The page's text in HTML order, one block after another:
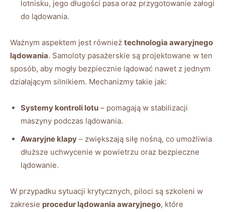
lotnisku, jego długości pasa oraz ⁣przygotowanie załogi
do lądowania.
Ważnym ‌aspektem jest również⁢ technologia​ awaryjnego ​
lądowania. Samoloty ⁣pasażerskie są projektowane w ten
sposób, aby mogły bezpiecznie lądować nawet z jednym
działającym silnikiem. Mechanizmy takie jak:
Systemy kontroli lotu – pomagają w ​stabilizacji
maszyny podczas lądowania.
Awaryjne klapy – zwiększają siłę nośną, co umożliwia
dłuższe uchwycenie w powietrzu oraz⁢ bezpieczne
lądowanie.
W przypadku sytuacji krytycznych, ⁢piloci ⁤są szkoleni w
zakresie procedur‌ lądowania‌ awaryjnego, które